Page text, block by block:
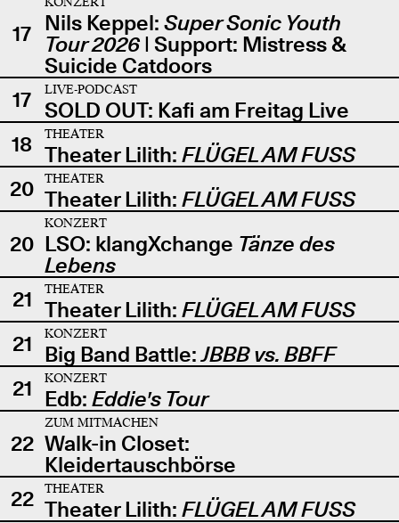
17 Nils Keppel: Super Sonic Youth
Tour 2026| Support: Mistress &
Suicide Catdoors
17
LIVE-PODCAST
SOLD OUT: Kafi am Freitag Live
18
THEATER
Theater Lilith: FLÜGEL AM FUSS
20
THEATER
Theater Lilith: FLÜGEL AM FUSS
20
KONZERT
LSO: klangXchange Tänze des
Lebens
21
THEATER
Theater Lilith: FLÜGEL AM FUSS
21
KONZERT
Big Band Battle:JBBB vs. BBFF
21
KONZERT
Edb: Eddie's Tour
22
ZUM MITMACHEN
Walk-in Closet:
Kleidertauschbörse
22
THEATER
Theater Lilith: FLÜGEL AM FUSS